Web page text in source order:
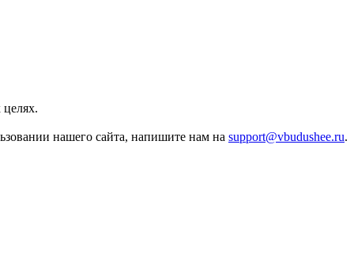
нашего сайта, напишите нам на support@vbudushee.ru.